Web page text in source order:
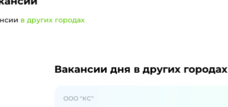
в других городах
в Котласе
Вакансии дня в других городах
ООО "КС"